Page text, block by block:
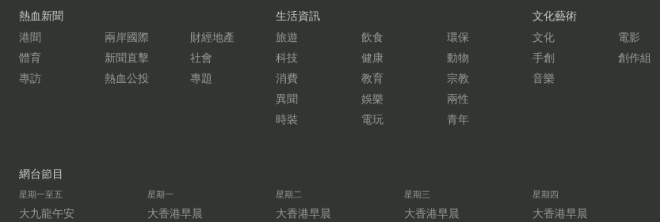
熱血新聞
港聞
兩岸國際
財經地產
體育
新聞直擊
社會
專訪
熱血公投 專題
生活資訊
旅遊
飲食
環保
科技
健康
動物
消費
教育
宗教
異聞
娛樂
兩性
時裝
電玩 青年
文化藝術
文化
電影
手創
創作組
音樂
網台節目
星期一至五
大九龍午安
星期一
大香港早晨
星期二
大香港早晨
星期三
大香港早晨
星期四
大香港早晨